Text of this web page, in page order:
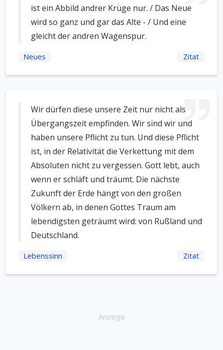
ist ein Abbild andrer Krüge nur. / Das Neue
wird so ganz und gar das Alte - / Und eine
gleicht der andren Wagenspur.
Neues Zitat
Wir dürfen diese unsere Zeit nur nicht als
Übergangszeit empfinden. Wir sind wir und
haben unsere Pflicht zu tun. Und diese Pflicht
ist, in der Relativität die Verkettung mit dem
Absoluten nicht zu vergessen. Gott lebt, auch
wenn er schläft und träumt. Die nächste
Zukunft der Erde hängt von den großen
Völkern ab, in denen Gottes Traum am
lebendigsten geträumt wird: von Rußland und
Deutschland.
Lebenssinn Zitat
Anzeige